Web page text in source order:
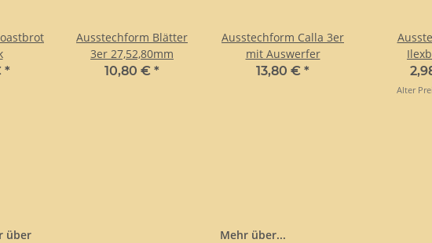
*
Ausstechform Blätter
3er 27,52,80mm
10,80 € *
Ausstechform Calla 3er
mit Auswerfer
13,80 € *
Alter
über Mehr über...